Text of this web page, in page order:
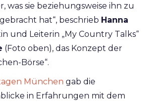
was sie beziehungsweise ihn zu
hat“, beschrieb Hanna
und Leiterin „My Country Talks“
(Foto oben), das Konzept der
Börse“.
München gab die
in Erfahrungen mit dem